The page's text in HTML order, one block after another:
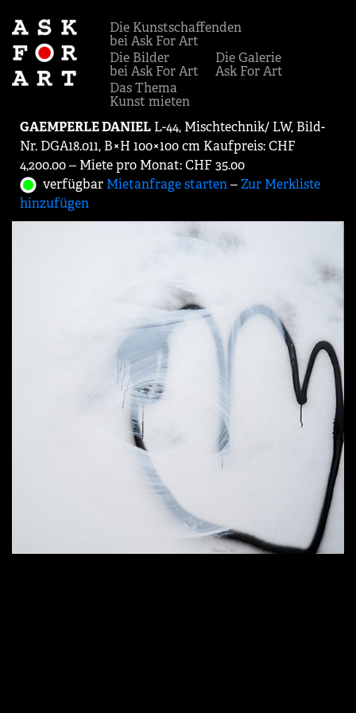
Die Kunstschaffenden
bei Ask For Art
Die Bilder
bei Ask For Art
Die Galerie
Ask For Art
Das Thema
Kunst mieten
GAEMPERLE DANIEL L-44, Mischtechnik/ LW, Bild-
Nr. DGA18.011, B×H 100×100 cm Kaufpreis: CHF
4,200.00 ‒ Miete pro Monat: CHF 35.00
verfügbar Mietanfrage starten‒Zur Merkliste
hinzufügen